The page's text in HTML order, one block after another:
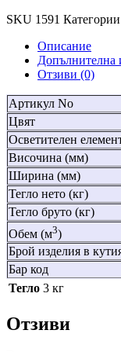
SKU 1591 Категории
Описание
Допълнителна
Отзиви (0)
Артикул No
Цвят
Осветителен
Височина (мм)
Ширина (мм)
Тегло нето (кг)
Тегло бруто (кг)
Обем (м3)
Брой изделия в
Бар код
Тегло 3 кг
Отзиви